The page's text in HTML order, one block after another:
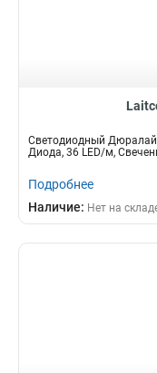
Светодиодный
Диода, 36 LED/м,
Подробнее
Наличие: Нет на